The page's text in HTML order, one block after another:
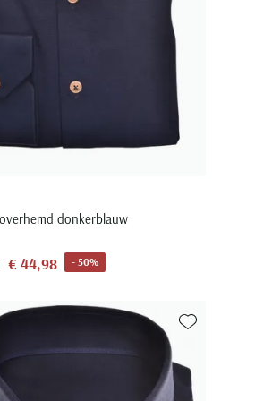
donkerblauw
€ 44,98 - 50%